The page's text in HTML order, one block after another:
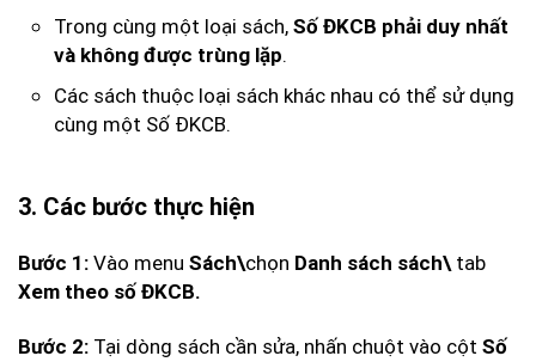
Trong cùng một loại sách, Số ĐKCB phải duy nhất
và không được trùng lặp.
Các sách thuộc loại sách khác nhau có thể sử dụng
cùng một Số ĐKCB.
3. Các bước thực hiện
Bước 1: Vào menu Sách\chọn Danh sách sách\ tab
Xem theo số ĐKCB.
Bước 2: Tại dòng sách cần sửa, nhấn chuột vào cột Số